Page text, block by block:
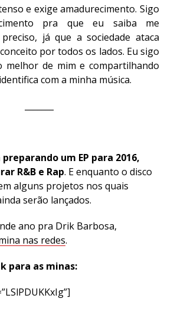
e exige amadurecimento. Sigo
pra que eu saiba me
já que a sociedade ataca
por todos os lados. Eu sigo
de mim e compartilhando
com a minha música.
um EP para 2016,
R&B e Rap. E enquanto o disco
alguns projetos nos quais
serão lançados.
ano pra Drik Barbosa,
nas redes.
para as minas: